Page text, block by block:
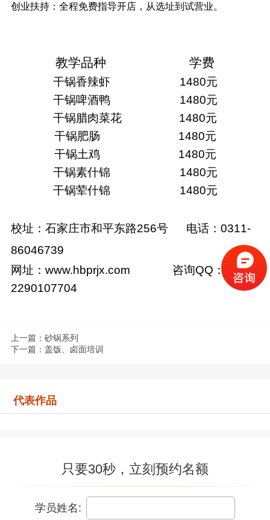
创业扶持： 全程免费指导开店，从选址到试营业。
教学品种 学费
干锅香辣虾1480元
干锅啤酒鸭1480元
干锅腊肉菜花 1480元
干锅肥肠 1480元
干锅土鸡1480元
干锅素什锦 1480元
干锅荤什锦 1480元
校址：石家庄市和平东路256号 电话： 0311-
86046739
网址： www.hbprjx.com 咨询QQ ：
2290107704
上一篇：砂锅系列
下一篇：盖饭、卤面培训
代表作品
只要30秒，立刻预约名额
学员姓名: